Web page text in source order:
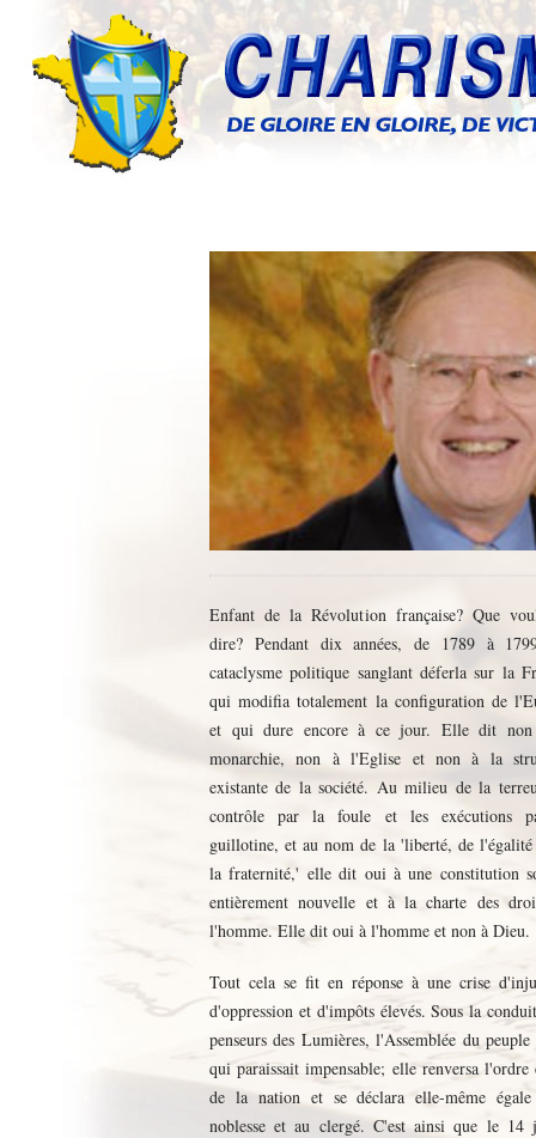
Enfant de la Révolution française? Que
dire? Pendant dix années, de 1789 à
cataclysme politique sanglant déferla sur la
qui modifia totalement la configuration de
et qui dure encore à ce jour. Elle dit
monarchie, non à l'Eglise et non à la
existante de la société. Au milieu de la
contrôle par la foule et les exécutions
guillotine, et au nom de la 'liberté, de l'égalité
la fraternité,' elle dit oui à une constitution
entièrement nouvelle et à la charte des
l'homme. Elle dit oui à l'homme et non à Dieu.
Tout cela se fit en réponse à une crise
d'oppression et d'impôts élevés. Sous la
penseurs des Lumières, l'Assemblée du
qui paraissait impensable; elle renversa l'ordre
de la nation et se déclara elle-même
noblesse et au clergé. C'est ainsi que le 14